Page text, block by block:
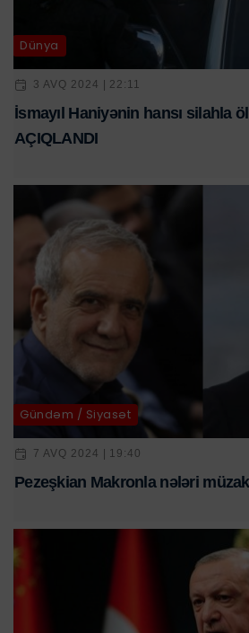
Dünya
3 AVQ 2024 | 22:11
İsmayıl Haniyənin hansı silahla
AÇIQLANDI
Gündəm / Siyasət
7 AVQ 2024 | 19:40
Pezeşkian Makronla nələri